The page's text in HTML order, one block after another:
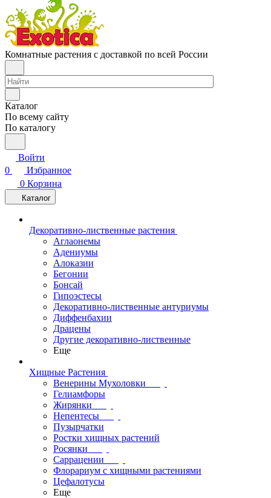
Комнатные растения с доставкой по всей России
Каталог
По всему сайту
По каталогу
Войти
0
Избранное
0 Корзина
Каталог
Декоративно-лиственные растения
Аглаонемы
Адениумы
Алоказии
Бегонии
Бонсай
Гипоэстесы
Декоративно-лиственные антуриумы
Диффенбахии
Драцены
Другие декоративно-лиственные
Еще
Хищные Растения
Венерины Мухоловки
Гелиамфоры
Жирянки
Непентесы
Пузырчатки
Ростки хищных растений
Росянки
Саррацении
Флорариум с хищными растениями
Цефалотусы
Еще